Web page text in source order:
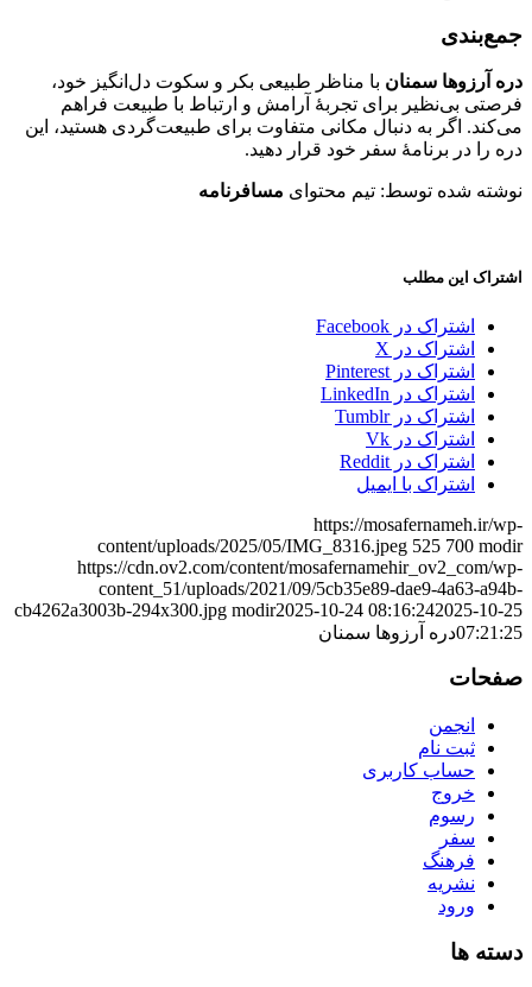
جمع‌بندی
دره آرزوها سمنان با مناظر طبیعی بکر و سکوت دل‌انگیز خود،
فرصتی بی‌نظیر برای تجربهٔ آرامش و ارتباط با طبیعت فراهم
می‌کند. اگر به دنبال مکانی متفاوت برای طبیعت‌گردی هستید، این
دره را در برنامهٔ سفر خود قرار دهید.
نوشته شده توسط: تیم محتوای مسافرنامه
اشتراک این مطلب
اشتراک در Facebook
اشتراک در X
اشتراک در Pinterest
اشتراک در LinkedIn
اشتراک در Tumblr
اشتراک در Vk
اشتراک در Reddit
اشتراک با ایمیل
https://mosafernameh.ir/wp-
content/uploads/2025/05/IMG_8316.jpeg 525 700 modir
https://cdn.ov2.com/content/mosafernamehir_ov2_com/wp-
content_51/uploads/2021/09/5cb35e89-dae9-4a63-a94b-
cb4262a3003b-294x300.jpg modir2025-10-24 08:16:242025-10-25
07:21:25دره آرزوها سمنان
صفحات
انجمن
ثبت نام
حساب کاربری
خروج
رسوم
سفر
فرهنگ
نشریه
ورود
دسته ها